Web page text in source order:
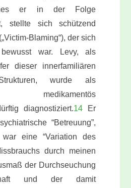
er in der Folge
stellte sich schützend
Blaming“), der sich
war. Levy, als
dieser innerfamiliären
wurde als
medikamentös
diagnostiziert.14 Er
“Betreuung”,
eine “Variation des
durch meinen
der Durchseuchung
und der damit